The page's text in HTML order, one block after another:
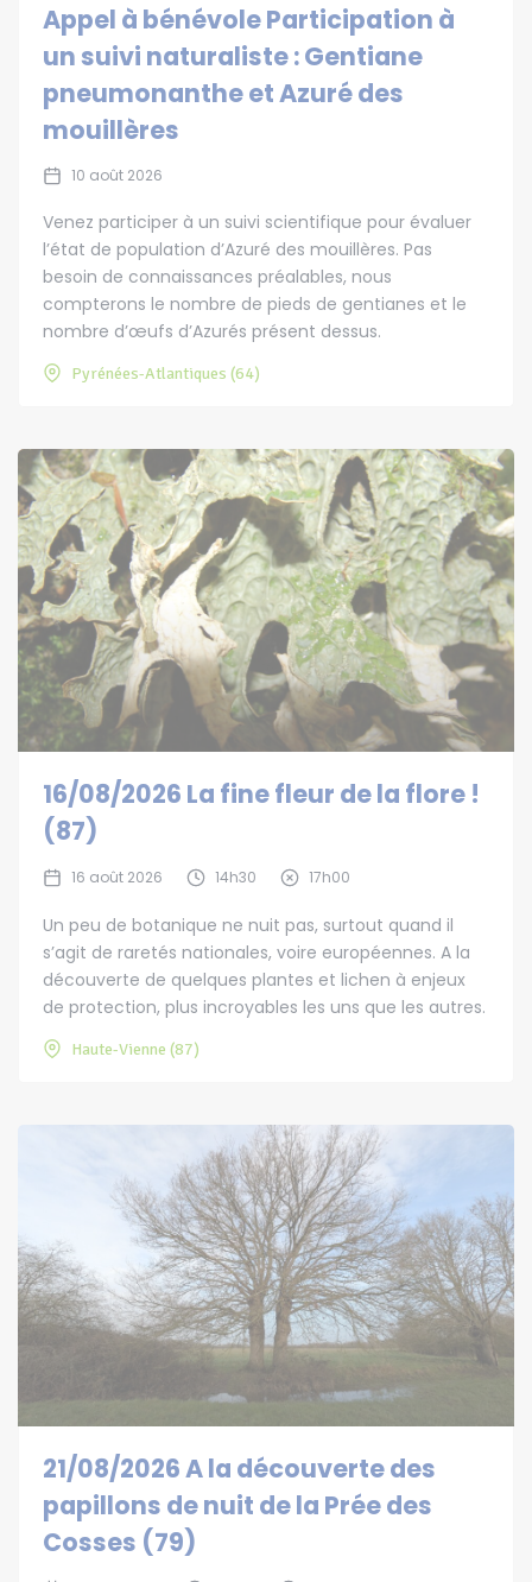
Appel à bénévole Participation à
un suivi naturaliste : Gentiane
pneumonanthe et Azuré des
mouillères
10 août 2026
Venez participer à un suivi scientifique pour évaluer
l’état de population d’Azuré des mouillères. Pas
besoin de connaissances préalables, nous
compterons le nombre de pieds de gentianes et le
nombre d’œufs d’Azurés présent dessus.
Pyrénées-Atlantiques (64)
16/08/2026 La fine fleur de la flore !
(87)
16 août 2026 14h30 17h00
Un peu de botanique ne nuit pas, surtout quand il
s’agit de raretés nationales, voire européennes. A la
découverte de quelques plantes et lichen à enjeux
de protection, plus incroyables les uns que les autres.
Haute-Vienne (87)
21/08/2026 A la découverte des
papillons de nuit de la Prée des
Cosses (79)